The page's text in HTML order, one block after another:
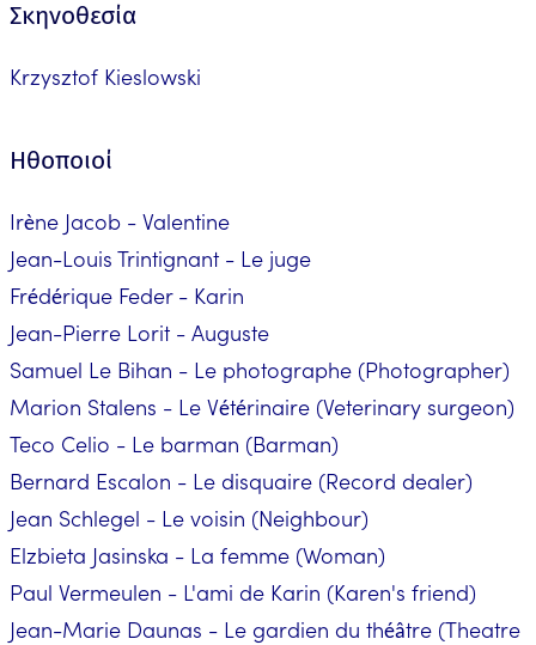
Σκηνοθεσία
Krzysztof Kieslowski
Ηθοποιοί
Irène Jacob - Valentine
Jean-Louis Trintignant - Le juge
Frédérique Feder - Karin
Jean-Pierre Lorit - Auguste
Samuel Le Bihan - Le photographe (Photographer)
Marion Stalens - Le Vétérinaire (Veterinary surgeon)
Teco Celio - Le barman (Barman)
Bernard Escalon - Le disquaire (Record dealer)
Jean Schlegel - Le voisin (Neighbour)
Elzbieta Jasinska - La femme (Woman)
Paul Vermeulen - L'ami de Karin (Karen's friend)
Jean-Marie Daunas - Le gardien du théâtre (Theatre